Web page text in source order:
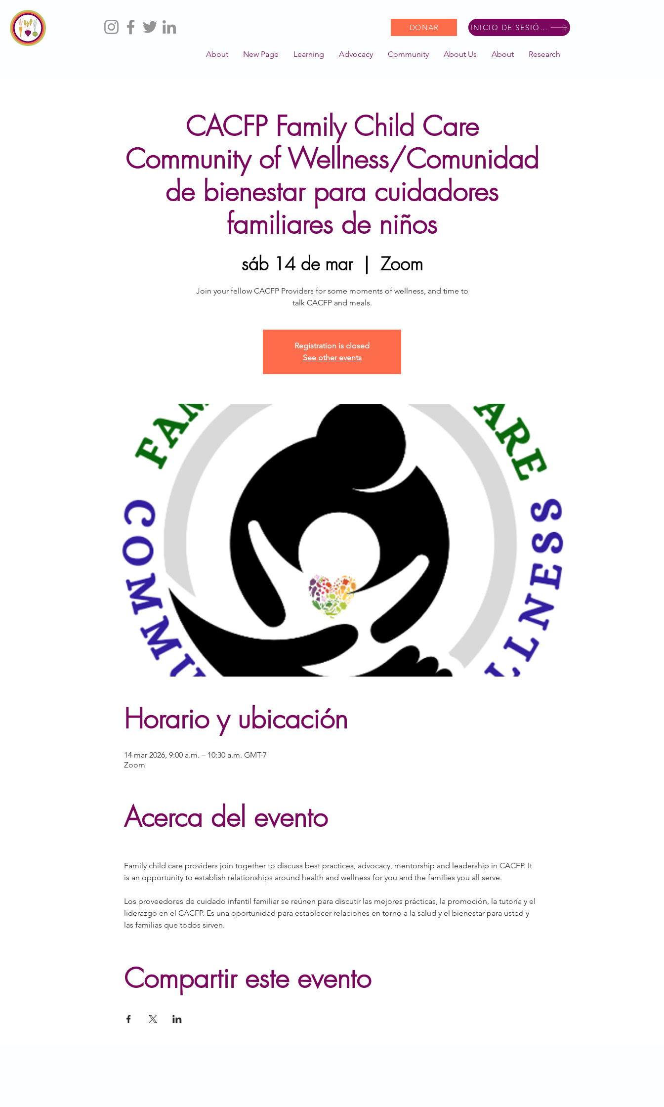
DONAR INICIO DE SESIÓN DE MIEMBRO
About New Page Learning Advocacy Community About Us About Research
CACFP Family Child Care
Community of Wellness/Comunidad
de bienestar para cuidadores
familiares de niños
sáb 14 de mar
  |
Zoom
Join your fellow CACFP Providers for some moments of wellness, and time to
talk CACFP and meals.
Registration is closed
See other events
Horario y ubicación
14 mar 2026, 9:00 a.m. – 10:30 a.m. GMT-7
Zoom
Acerca del evento
Family child care providers join together to discuss best practices, advocacy, mentorship and leadership in CACFP. It
is an opportunity to establish relationships around health and wellness for you and the families you all serve.
Los proveedores de cuidado infantil familiar se reúnen para discutir las mejores prácticas, la promoción, la tutoría y el
liderazgo en el CACFP. Es una oportunidad para establecer relaciones en torno a la salud y el bienestar para usted y
las familias que todos sirven.
Compartir este evento